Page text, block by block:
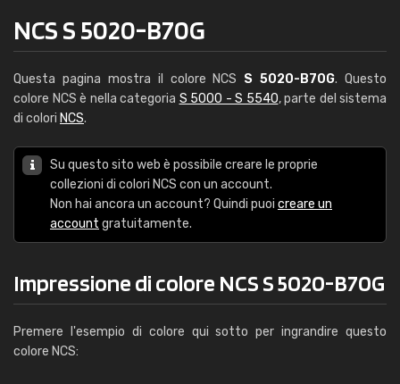
NCS S 5020-B70G
Questa pagina mostra il colore NCS S 5020-B70G. Questo
colore NCS è nella categoria S 5000 - S 5540, parte del sistema
di colori NCS.
Su questo sito web è possibile creare le proprie
collezioni di colori NCS con un account.
Non hai ancora un account? Quindi puoi creare un
account gratuitamente.
Impressione di colore NCS S 5020-B70G
Premere l'esempio di colore qui sotto per ingrandire questo
colore NCS: